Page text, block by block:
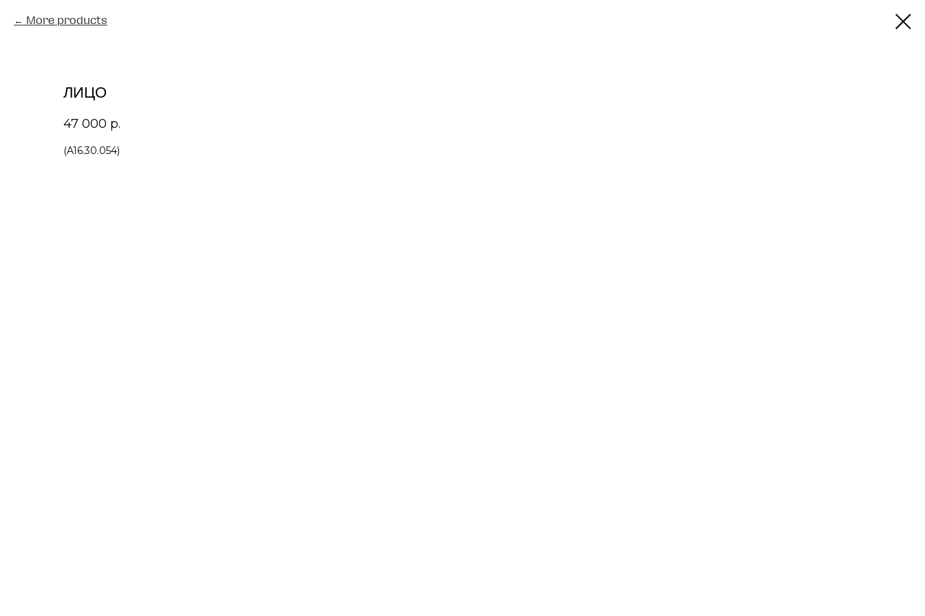
More products
ЛИЦО
47 000 р.
(A16.30.054)